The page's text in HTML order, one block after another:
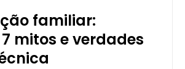
familiar:
mitos e verdades